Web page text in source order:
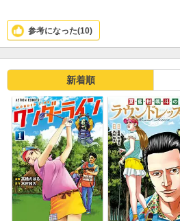
クスリを許さないヤクザなのか
何故ヤクザになったのか
数奇屋会を…でかくした軌跡の一端が
パピヨンも少しはヤクザらしい
悪事をそれがとんでもない化け物生む
参考になった(10)
新着順